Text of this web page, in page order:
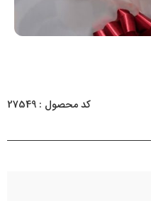
کد محصول : 27549